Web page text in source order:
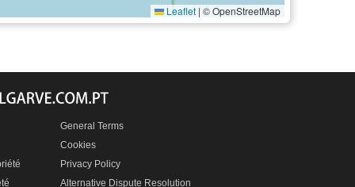
Leaflet | © OpenStreetMap
General Terms
Cookies
Privacy Policy
Alternative Dispute Resolution